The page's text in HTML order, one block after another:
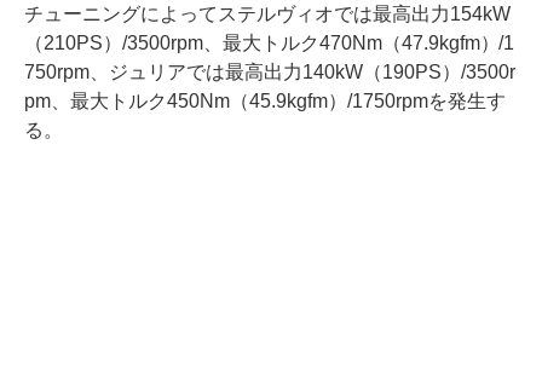
チューニングによってステルヴィオでは最高出力154kW
（210PS）/3500rpm、最大トルク470Nm（47.9kgfm）/1
750rpm、ジュリアでは最高出力140kW（190PS）/3500r
pm、最大トルク450Nm（45.9kgfm）/1750rpmを発生す
る。